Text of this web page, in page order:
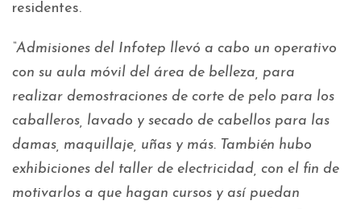
residentes.
“Admisiones del Infotep llevó a cabo un operativo
con su aula móvil del área de belleza, para
realizar demostraciones de corte de pelo para los
caballeros, lavado y secado de cabellos para las
damas, maquillaje, uñas y más. También hubo
exhibiciones del taller de electricidad, con el fin de
motivarlos a que hagan cursos y así puedan